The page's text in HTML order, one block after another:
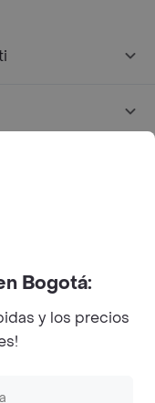
reserved.
Bogotá:
y los precios